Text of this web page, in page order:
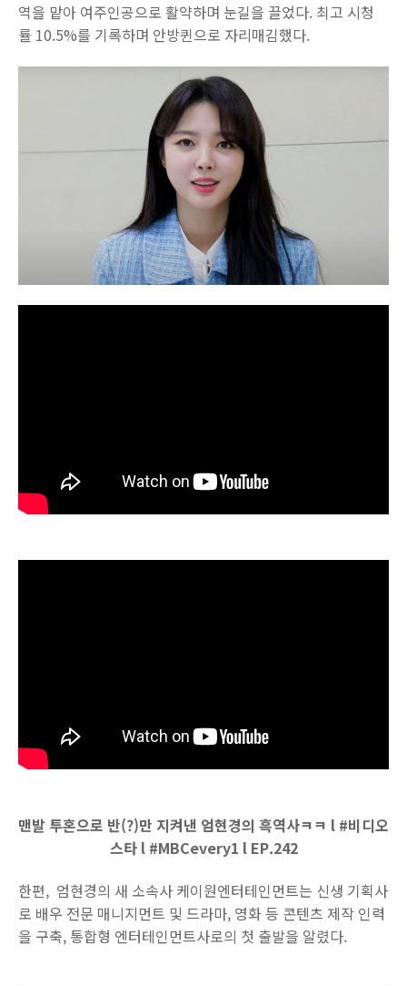
역을 맡아 여주인공으로 활약하며 눈길을 끌었다. 최고 시청
률 10.5%를 기록하며 안방퀸으로 자리매김했다.
맨발 투혼으로 반(?)만 지켜낸 엄현경의 흑역사ㅋㅋ l #비디오
스타 l #MBCevery1 l EP.242
한편, 엄현경의 새 소속사 케이원엔터테인먼트는 신생 기획사
로 배우 전문 매니지먼트 및 드라마, 영화 등 콘텐츠 제작 인력
을 구축, 통합형 엔터테인먼트사로의 첫 출발을 알렸다.